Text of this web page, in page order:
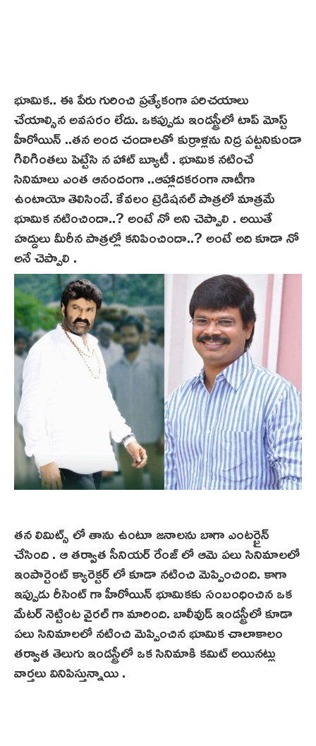
భూమిక.. ఈ పేరు గురించి ప్రత్యేకంగా పరిచయాలు
చేయాల్సిన అవసరం లేదు. ఒకప్పుడు ఇండస్ట్రీలో టాప్ మోస్ట్
హీరోయిన్ ..తన అంద చందాలతో కుర్రాళ్లను నిద్ర పట్టనికుండా
గిలిగింతలు పెట్టేసి న హాట్ బ్యూటీ . భూమిక నటించే
సినిమాలు ఎంత ఆనందంగా ..ఆహ్లాదకరంగా నాటీగా
ఉంటాయో తెలిసిందే. కేవలం ట్రెడిషనల్ పాత్రలో మాత్రమే
భూమిక నటించిందా..? అంటే నో అని చెప్పాలి . అయితే
హద్దులు మీరీన పాత్రల్లో కనిపించిందా..? అంటే అది కూడా నో
అనే చెప్పాలి .
తన లిమిట్స్ లో తాను ఉంటూ జనాలను బాగా ఎంటర్టైన్
చేసింది . ఆ తర్వాత సీనియర్ రేంజ్ లో ఆమె పలు సినిమాలలో
ఇంపార్టెంట్ క్యారెక్టర్ లో కూడా నటించి మెప్పించింది. కాగా
ఇప్పుడు రీసెంట్ గా హీరోయిన్ భూమికకు సంబంధించిన ఒక
మేటర్ నెట్టింట వైరల్ గా మారింది. బాలీవుడ్ ఇండస్ట్రీలో కూడా
పలు సినిమాలలో నటించి మెప్పించిన భూమిక చాలాకాలం
తర్వాత తెలుగు ఇండస్ట్రీలో ఒక సినిమాకి కమిట్ అయినట్లు
వార్తలు వినిపిస్తున్నాయి .